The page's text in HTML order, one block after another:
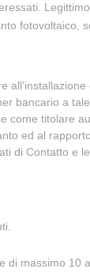
fotovoltaico,
bancario a
titolare
ed al
di Contatto e
massimo 10